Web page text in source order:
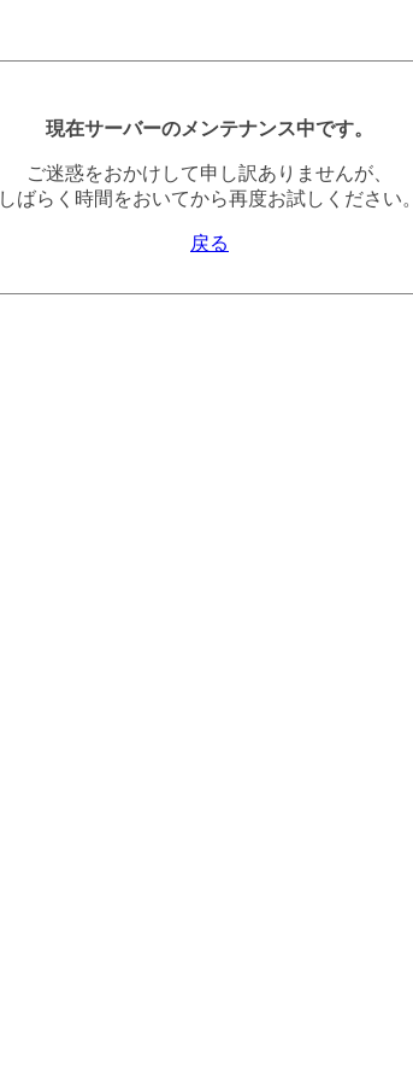
現在サーバーのメンテナンス中です。
ご迷惑をおかけして申し訳ありませんが、
しばらく時間をおいてから再度お試しください。
戻る